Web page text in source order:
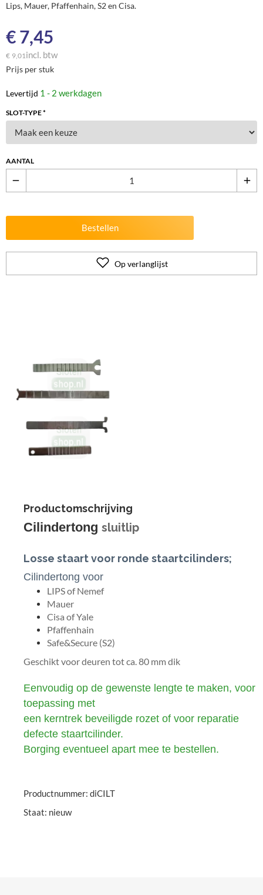
Lips, Mauer, Pfaffenhain, S2 en Cisa.
€7,45
€ 9,01incl. btw
Prijs per stuk
Levertijd 1 - 2 werkdagen
SLOT-TYPE *
AANTAL
remove add
Bestellen
Op verlanglijst
Productomschrijving
Cilindertong sluitlip
Losse staart voor ronde staartcilinders;
Cilindertong voor
LIPS of Nemef
Mauer
Cisa of Yale
Pfaffenhain
Safe&Secure (S2)
Geschikt voor deuren tot ca. 80 mm dik
Eenvoudig op de gewenste lengte te maken, voor
toepassing met
een kerntrek beveiligde rozet of voor reparatie
defecte staartcilinder.
Borging eventueel apart mee te bestellen.
Productnummer: diCILT
Staat: nieuw